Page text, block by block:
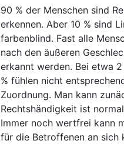
90 % der Menschen sind
erkennen. Aber 10 % sind
farbenblind. Fast alle
nach den äußeren
erkannt werden. Bei etwa
% fühlen nicht
Zuordnung. Man kann
Rechtshändigkeit ist
Immer noch wertfrei kann
für die Betroffenen an sich